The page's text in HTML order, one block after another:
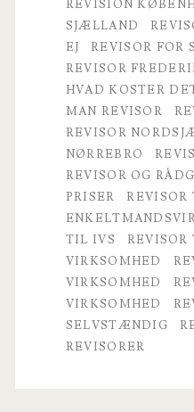
REVISION
SJÆLLAND
EJ
REVISOR FOR
REVISOR
HVAD KOSTER
MAN REVISOR
REVISOR
NØRREBRO
REVISOR OG
PRISER
REVISOR
TIL IVS
VIRKSOMHED
VIRKSOMHED
VIRKSOMHED
SELVSTÆNDIG
REVISORER